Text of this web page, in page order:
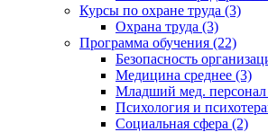
Курсы по охране труда (3)
Охрана труда (3)
Программа обучения (22)
Безопасность
Медицина среднее (3)
Младший мед.
Психология и
Социальная сфера (2)